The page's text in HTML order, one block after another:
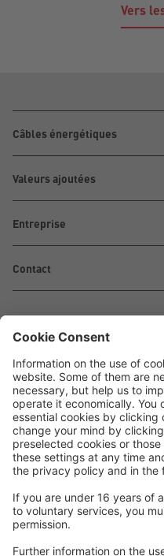
Vers
Câbles énergétiques
Valeurs ajoutées
Entreprise
Contact
Waskönig+Walter
Kabel-Werk GmbH u. Co.
Ostermoorstraße 77
26683 Saterland
Téléphone +49 4498 88-0
Fax +49 4498 88-900
info[att]waskoenig.de